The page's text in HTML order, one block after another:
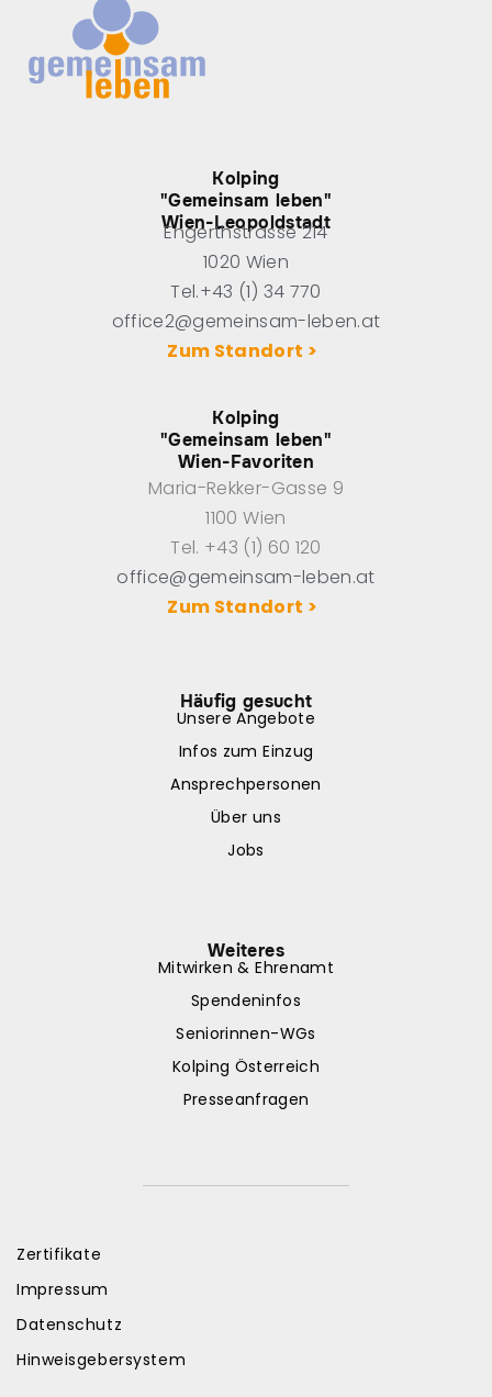
Kolping
"Gemeinsam leben"
Wien-Leopoldstadt
Engerthstrasse 214
1020 Wien
Tel.+43 (1) 34 770
office2@gemeinsam-leben.at
Zum Standort >
Kolping
"Gemeinsam leben"
Wien-Favoriten
Maria-Rekker-Gasse 9
1100 Wien
Tel. +43 (1) 60 120
office@gemeinsam-leben.at
Zum Standort >
Häufig gesucht
Unsere Angebote
Infos zum Einzug
Ansprechpersonen
Über uns
Jobs
Weiteres
Mitwirken & Ehrenamt
Spendeninfos
Seniorinnen-WGs
Kolping Österreich
Presseanfragen
Zertifikate
Impressum
Datenschutz
Hinweisgebersystem